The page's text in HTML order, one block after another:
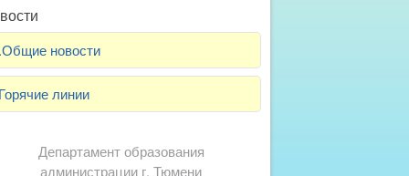
новости
линии
Департамент образования
администрации г. Тюмени